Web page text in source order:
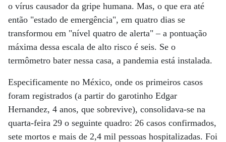
o vírus causador da gripe humana. Mas, o que era até
então "estado de emergência", em quatro dias se
transformou em "nível quatro de alerta" – a pontuação
máxima dessa escala de alto risco é seis. Se o
termômetro bater nessa casa, a pandemia está instalada.
Especificamente no México, onde os primeiros casos
foram registrados (a partir do garotinho Edgar
Hernandez, 4 anos, que sobrevive), consolidava-se na
quarta-feira 29 o seguinte quadro: 26 casos confirmados,
sete mortos e mais de 2,4 mil pessoas hospitalizadas. Foi